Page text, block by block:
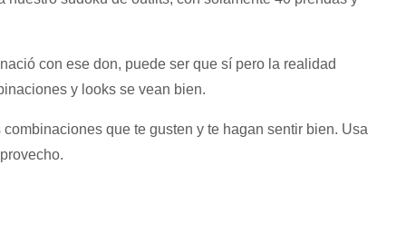
con ese don, puede ser que sí pero la realidad
y looks se vean bien.
que te gusten y te hagan sentir bien. Usa